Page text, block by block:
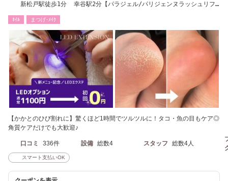
新松戸駅徒歩1分 幸谷駅2分【パラジェル/パリジェンヌラッシュリフ
ﾈｲﾙ まつげ･ﾒｲｸ
【かかとのひび割れに】驚くほど1時間でツルツルに！タコ・魚の目もケア◎
角質ケアだけでも大歓迎♪
口コミ 336件 設備 総数4 スタッフ 総数4人
スマート支払いOK